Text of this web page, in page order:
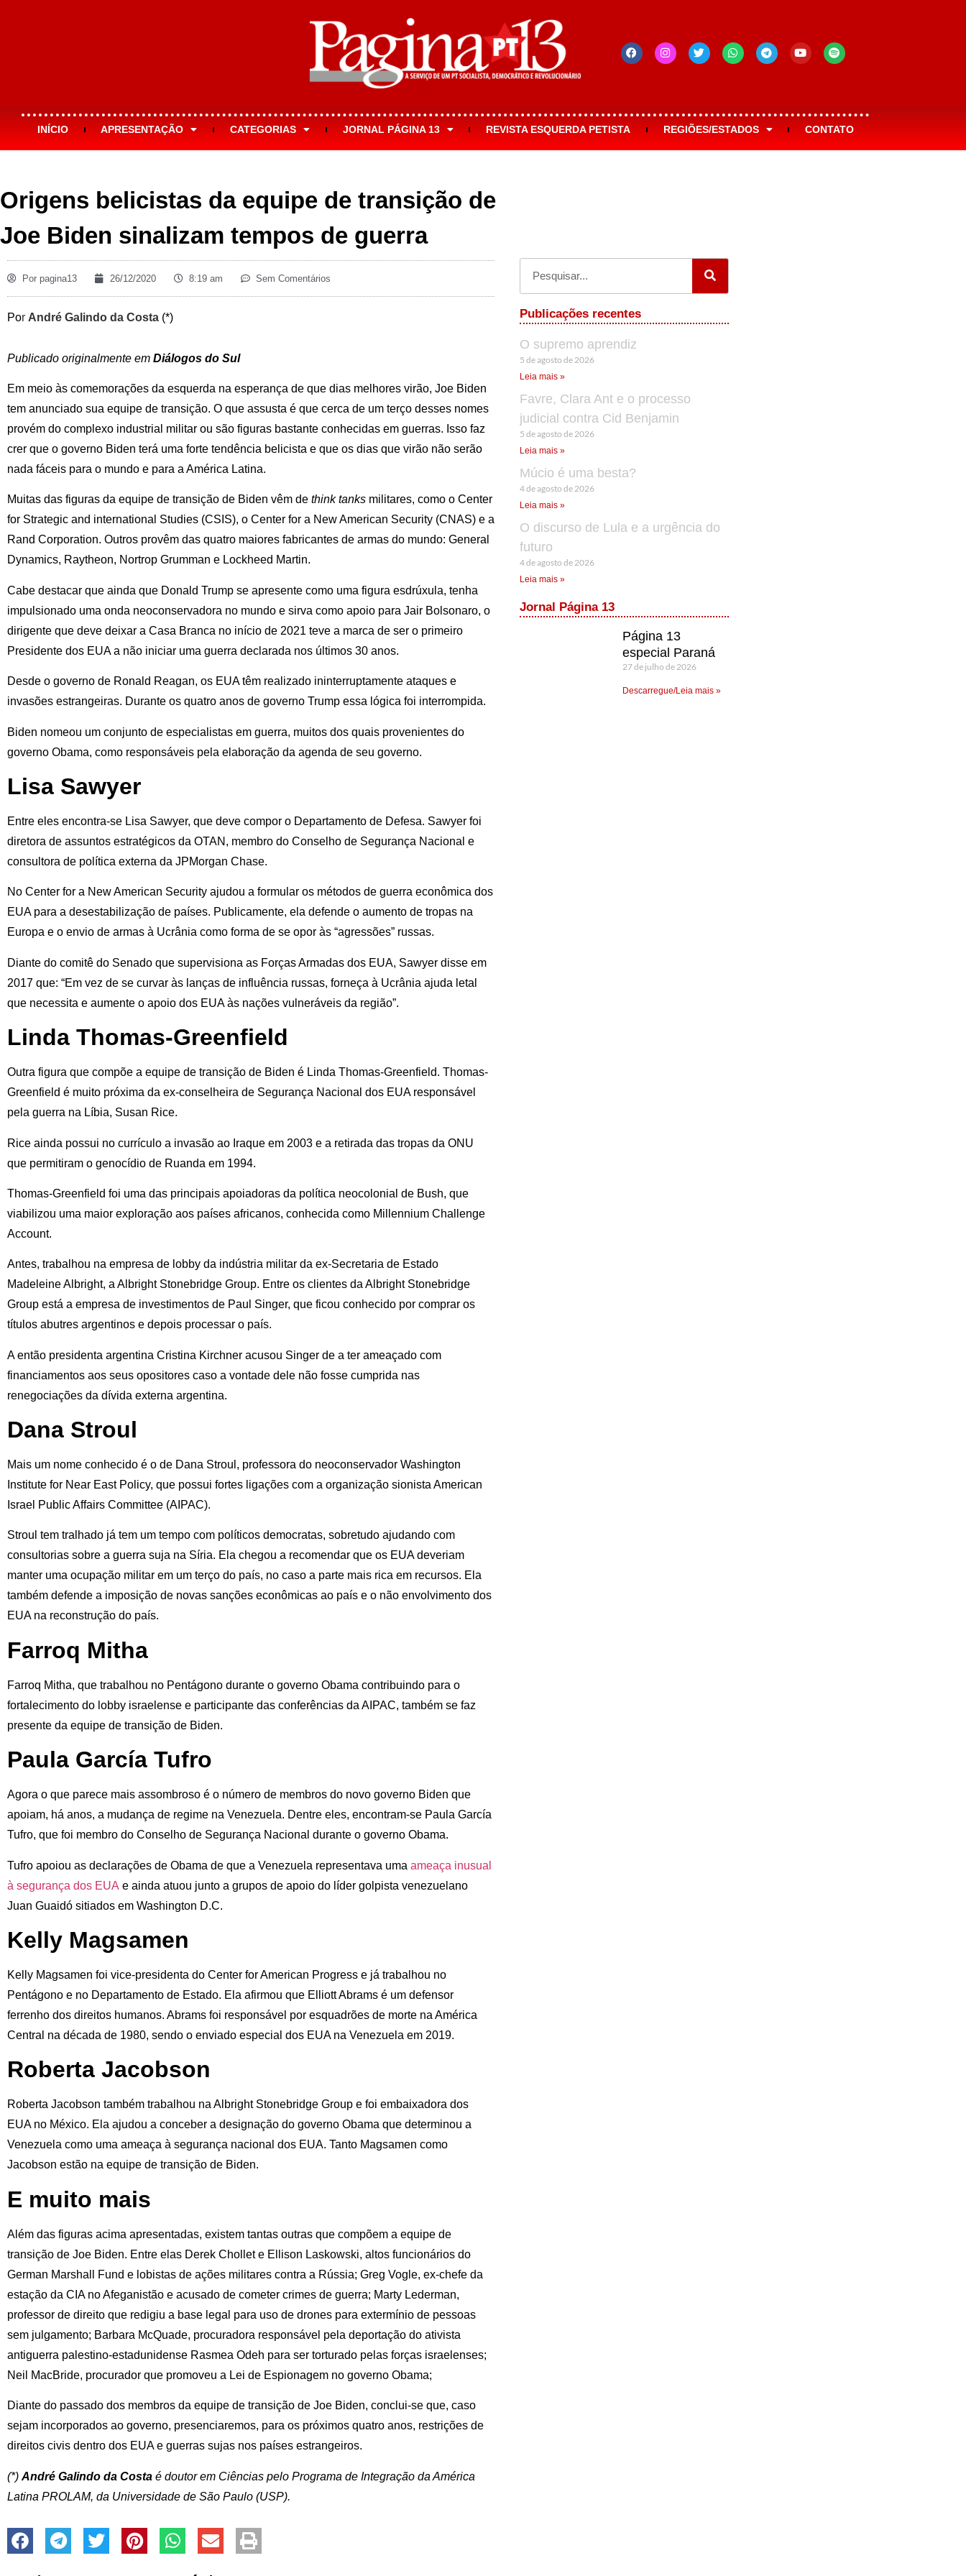
INÍCIO APRESENTAÇÃO CATEGORIAS JORNAL PÁGINA 13 REVISTA ESQUERDA PETISTA REGIÕES/ESTADOS CONTATO
Origens belicistas da equipe de transição de
Joe Biden sinalizam tempos de guerra
Por pagina13 26/12/2020 8:19 am Sem Comentários
Por André Galindo da Costa (*)
Publicado originalmente em Diálogos do Sul
Em meio às comemorações da esquerda na esperança de que dias melhores virão, Joe Biden
tem anunciado sua equipe de transição. O que assusta é que cerca de um terço desses nomes
provém do complexo industrial militar ou são figuras bastante conhecidas em guerras. Isso faz
crer que o governo Biden terá uma forte tendência belicista e que os dias que virão não serão
nada fáceis para o mundo e para a América Latina.
Muitas das figuras da equipe de transição de Biden vêm de think tanks militares, como o Center
for Strategic and international ‎Studies (CSIS), o Center for a New American Security (CNAS) e a
Rand Corporation. Outros provêm das quatro maiores fabricantes de armas do mundo: General
Dynamics, Raytheon, Nortrop Grumman e Lockheed Martin.
Cabe destacar que ainda que Donald Trump se apresente como uma figura esdrúxula, tenha
impulsionado uma onda neoconservadora no mundo e sirva como apoio para Jair Bolsonaro, o
dirigente que deve deixar a Casa Branca no início de 2021 teve a marca de ser o primeiro
Presidente dos EUA a não iniciar uma guerra declarada nos últimos 30 anos.
Desde o governo de Ronald Reagan, os EUA têm realizado ininterruptamente ataques e
invasões estrangeiras. Durante os quatro anos de governo Trump essa lógica foi interrompida.
Biden nomeou um conjunto de especialistas em guerra, muitos dos quais provenientes do
governo Obama, como responsáveis pela elaboração da agenda de seu governo.
Lisa Sawyer
Entre eles encontra-se Lisa Sawyer, que deve compor o Departamento de Defesa. Sawyer foi
diretora de assuntos estratégicos da OTAN, membro do Conselho de Segurança Nacional e
consultora de política externa da JPMorgan Chase.
No Center for a New American Security ajudou a formular os métodos de guerra econômica dos
EUA para a desestabilização de países. Publicamente, ela defende o aumento de tropas na
Europa e o envio de armas à Ucrânia como forma de se opor às “agressões” russas.
Diante do comitê do Senado que supervisiona as Forças Armadas dos EUA, Sawyer disse em
2017 que: “Em vez de se curvar às lanças de influência russas, forneça à Ucrânia ajuda letal
que necessita e aumente o apoio dos EUA às nações vulneráveis da região”.
Linda Thomas-Greenfield
Outra figura que compõe a equipe de transição de Biden é Linda Thomas-Greenfield. Thomas-
Greenfield é muito próxima da ex-conselheira de Segurança Nacional dos EUA responsável
pela guerra na Líbia, Susan Rice.
Rice ainda possui no currículo a invasão ao Iraque em 2003 e a retirada das tropas da ONU
que permitiram o genocídio de Ruanda em 1994.
Thomas-Greenfield foi uma das principais apoiadoras da política neocolonial de Bush, que
viabilizou uma maior exploração aos países africanos, conhecida como Millennium Challenge
Account.
Antes, trabalhou na empresa de lobby da indústria militar da ex-Secretaria de Estado
Madeleine Albright, a Albright Stonebridge Group. Entre os clientes da Albright Stonebridge
Group está a empresa de investimentos de Paul Singer, que ficou conhecido por comprar os
títulos abutres argentinos e depois processar o país.
A então presidenta argentina Cristina Kirchner acusou Singer de a ter ameaçado com
financiamentos aos seus opositores caso a vontade dele não fosse cumprida nas
renegociações da dívida externa argentina.
Dana Stroul
Mais um nome conhecido é o de Dana Stroul, professora do neoconservador Washington
Institute for Near East Policy, que possui fortes ligações com a organização sionista American
Israel Public Affairs Committee (AIPAC).
Stroul tem tralhado já tem um tempo com políticos democratas, sobretudo ajudando com
consultorias sobre a guerra suja na Síria. Ela chegou a recomendar que os EUA deveriam
manter uma ocupação militar em um terço do país, no caso a parte mais rica em recursos. Ela
também defende a imposição de novas sanções econômicas ao país e o não envolvimento dos
EUA na reconstrução do país.
Farroq Mitha
Farroq Mitha, que trabalhou no Pentágono durante o governo Obama contribuindo para o
fortalecimento do lobby israelense e participante das conferências da AIPAC, também se faz
presente da equipe de transição de Biden.
Paula García Tufro
Agora o que parece mais assombroso é o número de membros do novo governo Biden que
apoiam, há anos, a mudança de regime na Venezuela. Dentre eles, encontram-se Paula García
Tufro, que foi membro do Conselho de Segurança Nacional durante o governo Obama.
Tufro apoiou as declarações de Obama de que a Venezuela representava uma ameaça inusual
à segurança dos EUA e ainda atuou junto a grupos de apoio do líder golpista venezuelano
Juan Guaidó sitiados em Washington D.C.
Kelly Magsamen
Kelly Magsamen foi vice-presidenta do Center for American Progress e já trabalhou no
Pentágono e no Departamento de Estado. Ela afirmou que Elliott Abrams é um defensor
ferrenho dos direitos humanos. Abrams foi responsável por esquadrões de morte na América
Central na década de 1980, sendo o enviado especial dos EUA na Venezuela em 2019.
Roberta Jacobson
Roberta Jacobson também trabalhou na Albright Stonebridge Group e foi embaixadora dos
EUA no México. Ela ajudou a conceber a designação do governo Obama que determinou a
Venezuela como uma ameaça à segurança nacional dos EUA. Tanto Magsamen como
Jacobson estão na equipe de transição de Biden.
E muito mais
Além das figuras acima apresentadas, existem tantas outras que compõem a equipe de
transição de Joe Biden. Entre elas Derek Chollet e Ellison Laskowski, altos funcionários do
German Marshall Fund e lobistas de ações militares contra a Rússia; Greg Vogle, ex-chefe da
estação da CIA no Afeganistão e acusado de cometer crimes de guerra; Marty Lederman,
professor de direito que redigiu a base legal para uso de drones para extermínio de pessoas
sem julgamento; Barbara McQuade, procuradora responsável pela deportação do ativista
antiguerra palestino-estadunidense Rasmea Odeh para ser torturado pelas forças israelenses;
Neil MacBride, procurador que promoveu a Lei de Espionagem no governo Obama;
Diante do passado dos membros da equipe de transição de Joe Biden, conclui-se que, caso
sejam incorporados ao governo, presenciaremos, para os próximos quatro anos, restrições de
direitos civis dentro dos EUA e guerras sujas nos países estrangeiros.
(*) André Galindo da Costa é doutor em Ciências pelo Programa de Integração da América
Latina PROLAM, da Universidade de São Paulo (USP).
Publicações recentes
O supremo aprendiz
5 de agosto de 2026
Leia mais »
Favre, Clara Ant e o processo
judicial contra Cid Benjamin
5 de agosto de 2026
Leia mais »
Múcio é uma besta?
4 de agosto de 2026
Leia mais »
O discurso de Lula e a urgência do
futuro
4 de agosto de 2026
Leia mais »
Jornal Página 13
Página 13
especial Paraná
27 de julho de 2026
Descarregue/Leia mais »